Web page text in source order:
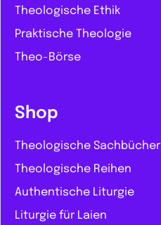
Theologische Ethik
Praktische Theologie
Theo-Börse
Shop
Theologische Sachbücher
Theologische Reihen
Authentische Liturgie
Liturgie für Laien